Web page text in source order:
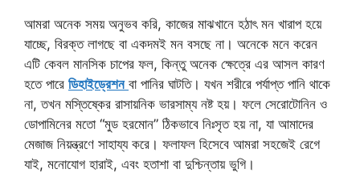
আমরা অনেক সময় অনুভব করি, কাজের মাঝখানে হঠাৎ মন খারাপ হয়ে
যাচ্ছে, বিরক্ত লাগছে বা একদমই মন বসছে না। অনেকে মনে করেন
এটি কেবল মানসিক চাপের ফল, কিন্তু অনেক ক্ষেত্রে এর আসল কারণ
হতে পারে ডিহাইড্রেশন বা পানির ঘাটতি। যখন শরীরে পর্যাপ্ত পানি থাকে
না, তখন মস্তিষ্কের রাসায়নিক ভারসাম্য নষ্ট হয়। ফলে সেরোটোনিন ও
ডোপামিনের মতো “মুড হরমোন” ঠিকভাবে নিঃসৃত হয় না, যা আমাদের
মেজাজ নিয়ন্ত্রণে সাহায্য করে। ফলাফল হিসেবে আমরা সহজেই রেগে
যাই, মনোযোগ হারাই, এবং হতাশা বা দুশ্চিন্তায় ভুগি।